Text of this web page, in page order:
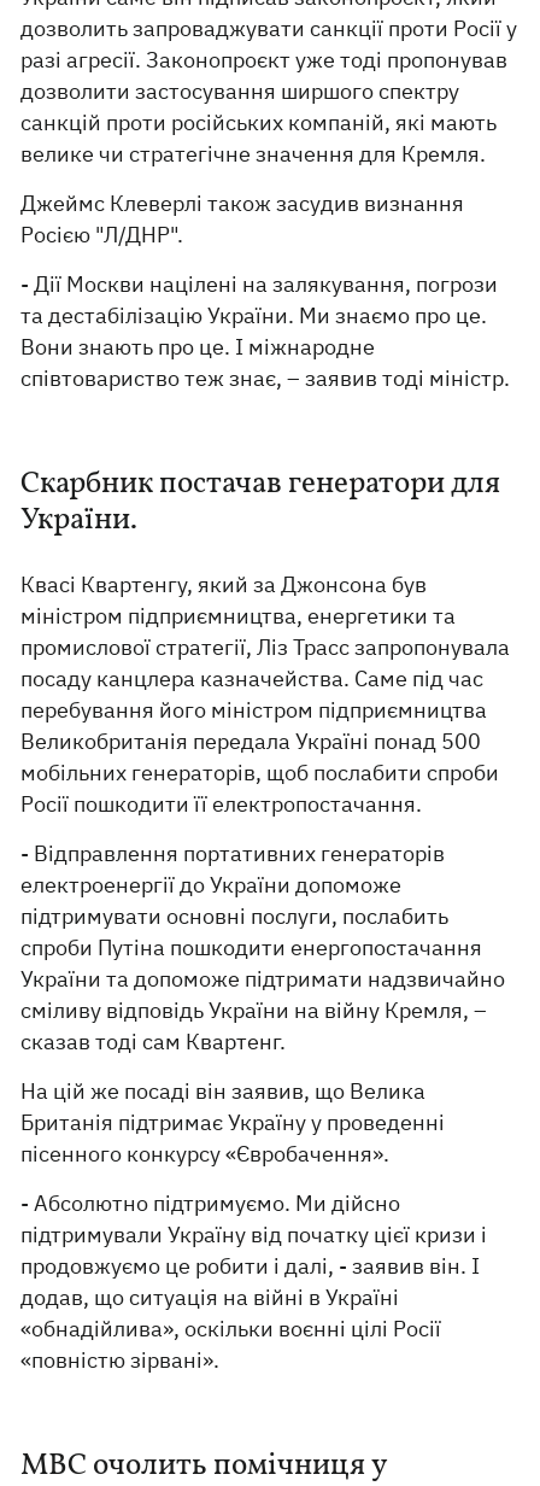
дозволить запроваджувати санкції проти Росії у
разі агресії. Законопроєкт уже тоді пропонував
дозволити застосування ширшого спектру
санкцій проти російських компаній, які мають
велике чи стратегічне значення для Кремля.
Джеймс Клеверлі також засудив визнання
Росією "Л/ДНР".
- Дії Москви націлені на залякування, погрози
та дестабілізацію України. Ми знаємо про це.
Вони знають про це. І міжнародне
співтовариство теж знає, – заявив тоді міністр.
Скарбник постачав генератори для
України.
Квасі Квартенгу, який за Джонсона був
міністром підприємництва, енергетики та
промислової стратегії, Ліз Трасс запропонувала
посаду канцлера казначейства. Саме під час
перебування його міністром підприємництва
Великобританія передала Україні понад 500
мобільних генераторів, щоб послабити спроби
Росії пошкодити її електропостачання.
- Відправлення портативних генераторів
електроенергії до України допоможе
підтримувати основні послуги, послабить
спроби Путіна пошкодити енергопостачання
України та допоможе підтримати надзвичайно
сміливу відповідь України на війну Кремля, –
сказав тоді сам Квартенг.
На цій же посаді він заявив, що Велика
Британія підтримає Україну у проведенні
пісенного конкурсу «Євробачення».
- Абсолютно підтримуємо. Ми дійсно
підтримували Україну від початку цієї кризи і
продовжуємо це робити і далі, - заявив він. І
додав, що ситуація на війні в Україні
«обнадійлива», оскільки воєнні цілі Росії
«повністю зірвані».
МВС очолить помічниця у